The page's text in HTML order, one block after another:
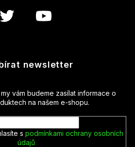
newsletter
vám budeme zasílat informace o
na našem e-shopu.
s podmínkami ochrany osobních
údajů